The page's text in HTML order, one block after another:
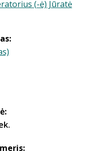
(-ė) Jūratė